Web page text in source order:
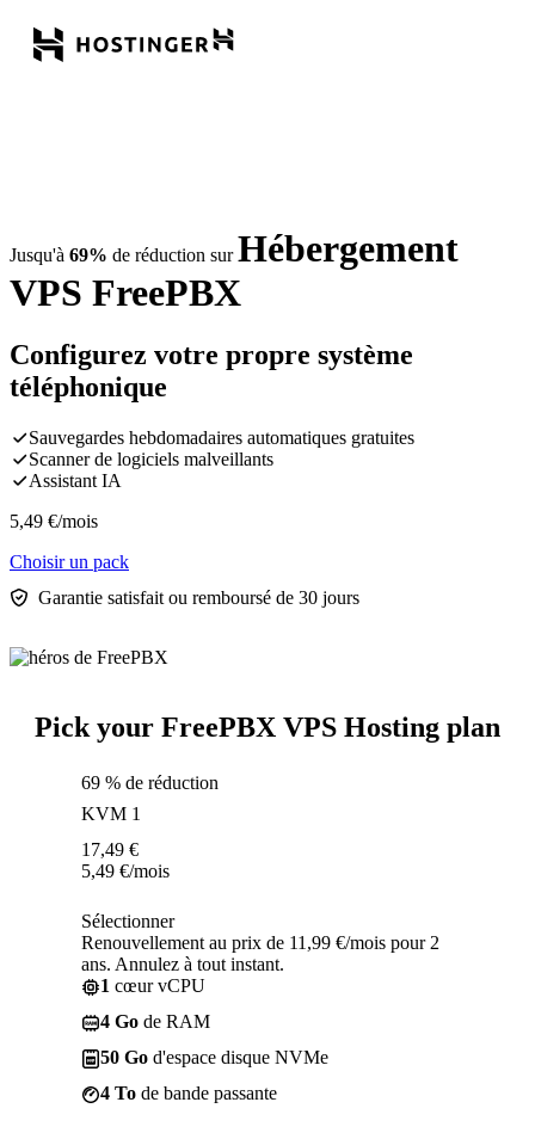
Jusqu'à 69% de réduction surHébergement
VPS FreePBX
Configurez votre propre système
téléphonique
Sauvegardes hebdomadaires automatiques gratuites
Scanner de logiciels malveillants
Assistant IA
5,49 €/mois
Choisir un pack
Garantie satisfait ou remboursé de 30 jours
Pick your FreePBX VPS Hosting plan
69 % de réduction
KVM 1
17,49 €
5,49 €/mois
Sélectionner
Renouvellement au prix de 11,99 €/mois pour 2
ans. Annulez à tout instant.
1 cœur vCPU
4 Go de RAM
50 Go d'espace disque NVMe
4 To de bande passante